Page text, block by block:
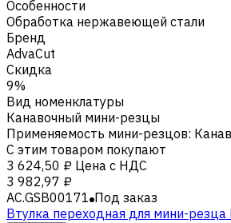
Особенности
Обработка нержавеющей стали
Бренд
AdvaCut
Скидка
9%
Вид номенклатуры
Канавочный мини-резцы
Применяемость мини-резцов:
С этим товаром покупают
3 624,50 ₽ Цена с НДС
3 982,97 ₽
AC.GSB00171 Под заказ
Втулка переходная для мини-